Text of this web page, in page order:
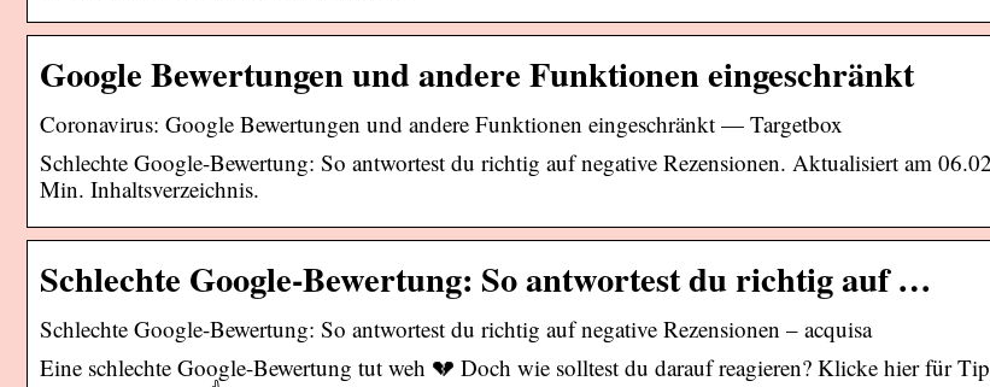
Google Bewertungen und andere Funktionen eingeschränkt
Coronavirus: Google Bewertungen und andere Funktionen eingeschränkt — Targetbox
Schlechte Google-Bewertung: So antwortest du richtig auf negative Rezensionen. Aktualisiert am
Min. Inhaltsverzeichnis.
Schlechte Google-Bewertung: So antwortest du richtig auf …
Schlechte Google-Bewertung: So antwortest du richtig auf negative Rezensionen – acquisa
Eine schlechte Google-Bewertung tut weh 💔 Doch wie solltest du darauf reagieren? Klicke hier für